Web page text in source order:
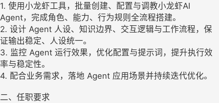
1. 使用小龙虾工具，批量创建、配置与调教小龙虾AI
Agent，完成角色、能力、行为规则全流程搭建。
2. 设计 Agent 人设、知识边界、交互逻辑与工作流程，保
证输出稳定、人设统一。
3. 监控 Agent 运行效果，优化配置与提示词，提升执行效
率与稳定性。
4. 配合业务需求，落地 Agent 应用场景并持续迭代优化。
二、任职要求